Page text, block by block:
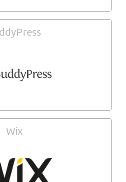
Wix